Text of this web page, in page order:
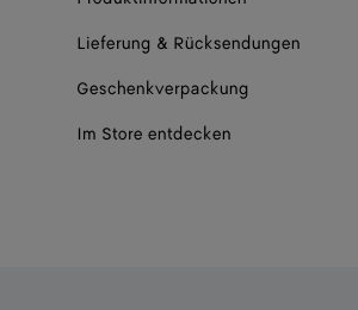
Lieferung & Rücksendungen
Geschenkverpackung
Im Store entdecken